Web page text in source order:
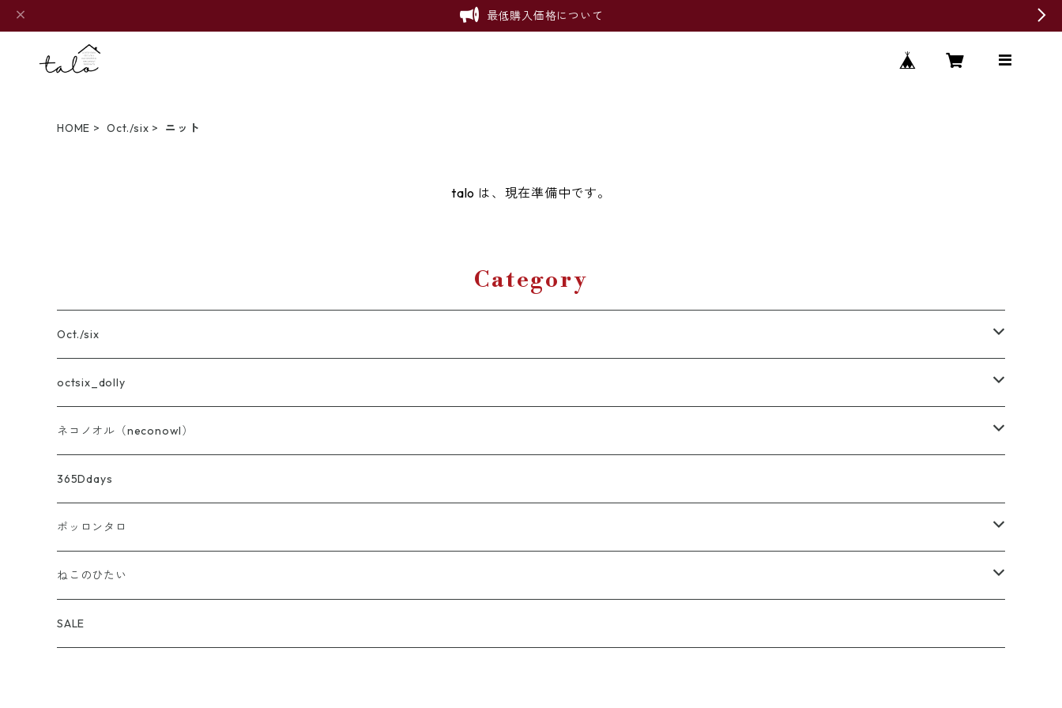
最低購入価格について
HOME Oct./six ニット
talo は、現在準備中です。
Category
Oct./six
バッグ・ポーチ・布雑貨
ニット
あず灸・ホットピロー
ストーンディフューザー
octsix_dolly
セット
トップス
ボトムス
アウター
バッグ・帽子・靴下・アクセサリー
ネコノオル（neconowl）
バッグ・ポーチ・布雑貨
ホットピロー
ストーンディフューザー
365Ddays
ポッロンタロ
アロマ雑貨
ブレンド精油
ねこのひたい
my aroma
SALE